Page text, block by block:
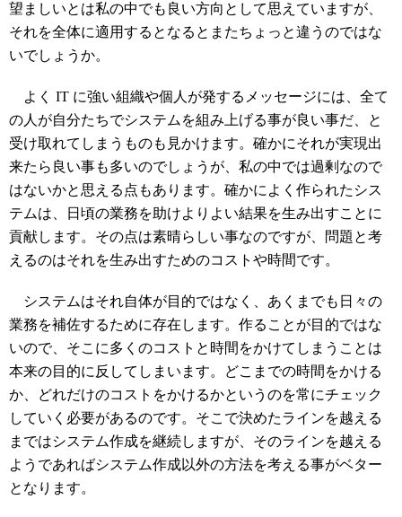
望ましいとは私の中でも良い方向として思えていますが、
それを全体に適用するとなるとまたちょっと違うのではな
いでしょうか。
よく IT に強い組織や個人が発するメッセージには、全て
の人が自分たちでシステムを組み上げる事が良い事だ、と
受け取れてしまうものも見かけます。確かにそれが実現出
来たら良い事も多いのでしょうが、私の中では過剰なので
はないかと思える点もあります。確かによく作られたシス
テムは、日頃の業務を助けよりよい結果を生み出すことに
貢献します。その点は素晴らしい事なのですが、問題と考
えるのはそれを生み出すためのコストや時間です。
システムはそれ自体が目的ではなく、あくまでも日々の
業務を補佐するために存在します。作ることが目的ではな
いので、そこに多くのコストと時間をかけてしまうことは
本来の目的に反してしまいます。どこまでの時間をかける
か、どれだけのコストをかけるかというのを常にチェック
していく必要があるのです。そこで決めたラインを越える
まではシステム作成を継続しますが、そのラインを越える
ようであればシステム作成以外の方法を考える事がベター
となります。